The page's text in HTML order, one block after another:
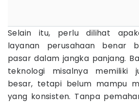
Selain itu, perlu dilihat
layanan perusahaan benar
pasar dalam jangka panjang.
teknologi misalnya memiliki
besar, tetapi belum mampu
yang konsisten. Tanpa